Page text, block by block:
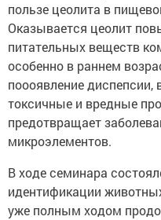
пользе цеолита в
Оказывается цеолит
питательных веществ
особенно в раннем
поооявление
токсичные и вредные
предотвращает
микроэлементов.
В ходе семинара
идентификации
уже полным ходом